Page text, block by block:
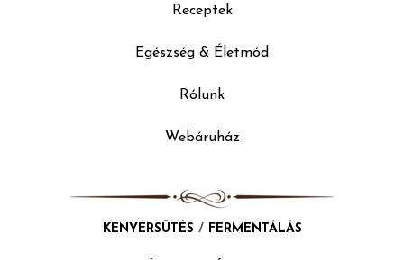
Receptek
Egészség & Életmód
Rólunk
Webáruház
KENYÉRSÜTÉS / FERMENTÁLÁS